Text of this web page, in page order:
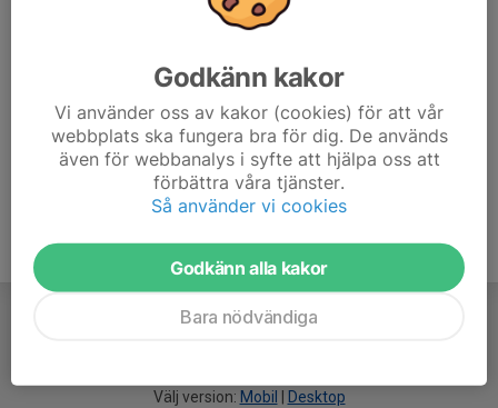
Välj version: Mobil Desktop
Godkänn kakor
Vi använder oss av kakor (cookies) för att vår
webbplats ska fungera bra för dig. De används
även för webbanalys i syfte att hjälpa oss att
förbättra våra tjänster.
Så använder vi cookies
Godkänn alla kakor
Bara nödvändiga